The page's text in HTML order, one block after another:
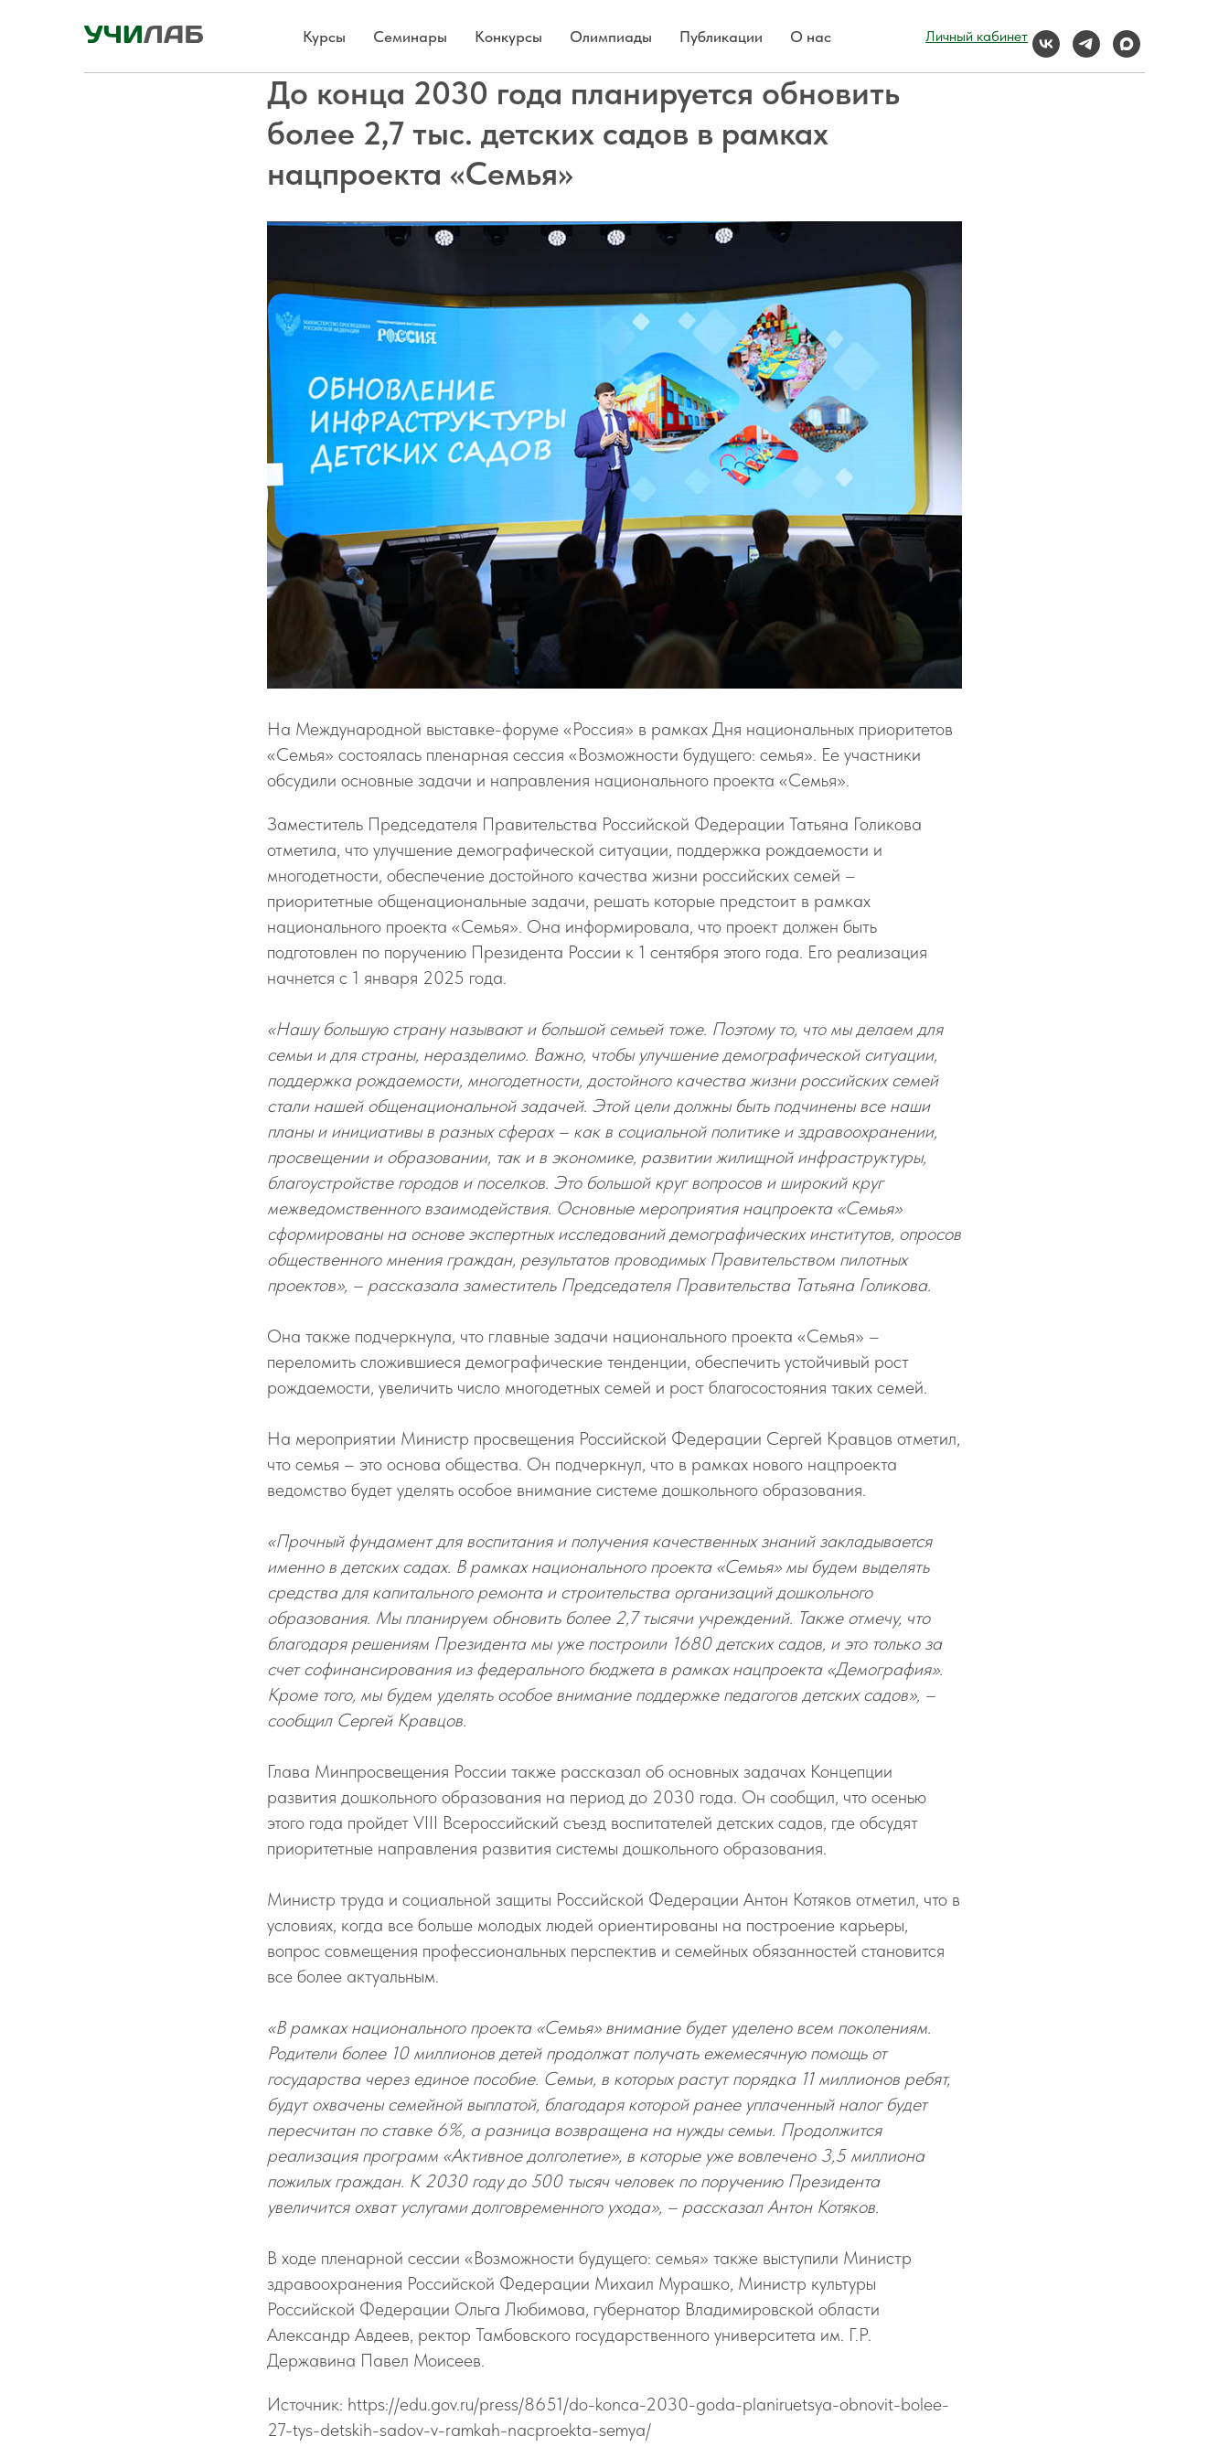
Курсы Семинары Конкурсы Олимпиады Публикации О нас Личный кабинет
До конца 2030 года планируется обновить
более 2,7 тыс. детских садов в рамках
нацпроекта «Семья»
На Международной выставке-форуме «Россия» в рамках Дня национальных приоритетов
«Семья» состоялась пленарная сессия «Возможности будущего: семья». Ее участники
обсудили основные задачи и направления национального проекта «Семья».
Заместитель Председателя Правительства Российской Федерации Татьяна Голикова
отметила, что улучшение демографической ситуации, поддержка рождаемости и
многодетности, обеспечение достойного качества жизни российских семей –
приоритетные общенациональные задачи, решать которые предстоит в рамках
национального проекта «Семья». Она информировала, что проект должен быть
подготовлен по поручению Президента России к 1 сентября этого года. Его реализация
начнется с 1 января 2025 года.
«Нашу большую страну называют и большой семьей тоже. Поэтому то, что мы делаем для
семьи и для страны, неразделимо. Важно, чтобы улучшение демографической ситуации,
поддержка рождаемости, многодетности, достойного качества жизни российских семей
стали нашей общенациональной задачей. Этой цели должны быть подчинены все наши
планы и инициативы в разных сферах – как в социальной политике и здравоохранении,
просвещении и образовании, так и в экономике, развитии жилищной инфраструктуры,
благоустройстве городов и поселков. Это большой круг вопросов и широкий круг
межведомственного взаимодействия. Основные мероприятия нацпроекта «Семья»
сформированы на основе экспертных исследований демографических институтов, опросов
общественного мнения граждан, результатов проводимых Правительством пилотных
проектов», – рассказала заместитель Председателя Правительства Татьяна Голикова.
Она также подчеркнула, что главные задачи национального проекта «Семья» –
переломить сложившиеся демографические тенденции, обеспечить устойчивый рост
рождаемости, увеличить число многодетных семей и рост благосостояния таких семей.
На мероприятии Министр просвещения Российской Федерации Сергей Кравцов отметил,
что семья – это основа общества. Он подчеркнул, что в рамках нового нацпроекта
ведомство будет уделять особое внимание системе дошкольного образования.
«Прочный фундамент для воспитания и получения качественных знаний закладывается
именно в детских садах. В рамках национального проекта «Семья» мы будем выделять
средства для капитального ремонта и строительства организаций дошкольного
образования. Мы планируем обновить более 2,7 тысячи учреждений. Также отмечу, что
благодаря решениям Президента мы уже построили 1680 детских садов, и это только за
счет софинансирования из федерального бюджета в рамках нацпроекта «Демография».
Кроме того, мы будем уделять особое внимание поддержке педагогов детских садов», –
сообщил Сергей Кравцов.
Глава Минпросвещения России также рассказал об основных задачах Концепции
развития дошкольного образования на период до 2030 года. Он сообщил, что осенью
этого года пройдет VIII Всероссийский съезд воспитателей детских садов, где обсудят
приоритетные направления развития системы дошкольного образования.
Министр труда и социальной защиты Российской Федерации Антон Котяков отметил, что в
условиях, когда все больше молодых людей ориентированы на построение карьеры,
вопрос совмещения профессиональных перспектив и семейных обязанностей становится
все более актуальным.
«В рамках национального проекта «Семья» внимание будет уделено всем поколениям.
Родители более 10 миллионов детей продолжат получать ежемесячную помощь от
государства через единое пособие. Семьи, в которых растут порядка 11 миллионов ребят,
будут охвачены семейной выплатой, благодаря которой ранее уплаченный налог будет
пересчитан по ставке 6%, а разница возвращена на нужды семьи. Продолжится
реализация программ «Активное долголетие», в которые уже вовлечено 3,5 миллиона
пожилых граждан. К 2030 году до 500 тысяч человек по поручению Президента
увеличится охват услугами долговременного ухода», – рассказал Антон Котяков.
В ходе пленарной сессии «Возможности будущего: семья» также выступили Министр
здравоохранения Российской Федерации Михаил Мурашко, Министр культуры
Российской Федерации Ольга Любимова, губернатор Владимировской области
Александр Авдеев, ректор Тамбовского государственного университета им. Г.Р.
Державина Павел Моисеев.
Источник: https://edu.gov.ru/press/8651/do-konca-2030-goda-planiruetsya-obnovit-bolee-
27-tys-detskih-sadov-v-ramkah-nacproekta-semya/